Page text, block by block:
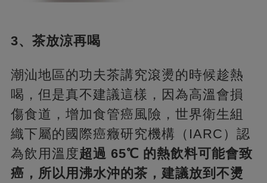
3、茶放涼再喝
潮汕地區的功夫茶講究滾燙的時候趁熱
喝，但是真不建議這樣，因為高溫會損
傷食道，增加食管癌風險，世界衛生組
織下屬的國際癌癥研究機構（IARC）認
為飲用溫度超過 65℃ 的熱飲料可能會致
癌，所以用沸水沖的茶，建議放到不燙